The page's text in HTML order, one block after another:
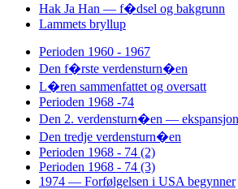
Hak Ja Han — f�dsel og bakgrunn
Lammets bryllup
Perioden 1960 - 1967
Den f�rste verdensturn�en
L�ren sammenfattet og oversatt
Perioden 1968 -74
Den 2. verdensturn�en —
Den tredje verdensturn�en
Perioden 1968 - 74 (2)
Perioden 1968 - 74 (3)
1974 — Forfølgelsen i USA begynner